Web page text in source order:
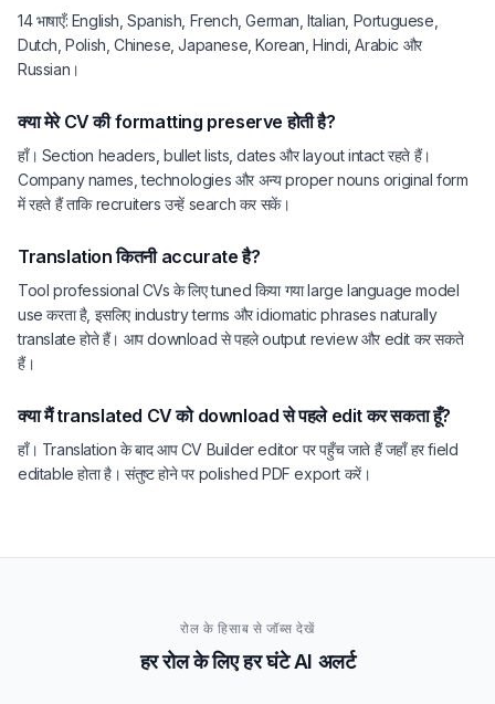
14 भाषाएँ: English, Spanish, French, German, Italian, Portuguese,
Dutch, Polish, Chinese, Japanese, Korean, Hindi, Arabic और
Russian।
क्या मेरे CV की formatting preserve होती है?
हाँ। Section headers, bullet lists, dates और layout intact रहते हैं।
Company names, technologies और अन्य proper nouns original form
में रहते हैं ताकि recruiters उन्हें search कर सकें।
Translation कितनी accurate है?
Tool professional CVs के लिए tuned किया गया large language model
use करता है, इसलिए industry terms और idiomatic phrases naturally
translate होते हैं। आप download से पहले output review और edit कर सकते
हैं।
क्या मैं translated CV को download से पहले edit कर सकता हूँ?
हाँ। Translation के बाद आप CV Builder editor पर पहुँच जाते हैं जहाँ हर field
editable होता है। संतुष्ट होने पर polished PDF export करें।
रोल के हिसाब से जॉब्स देखें
हर रोल के लिए हर घंटे AI अलर्ट